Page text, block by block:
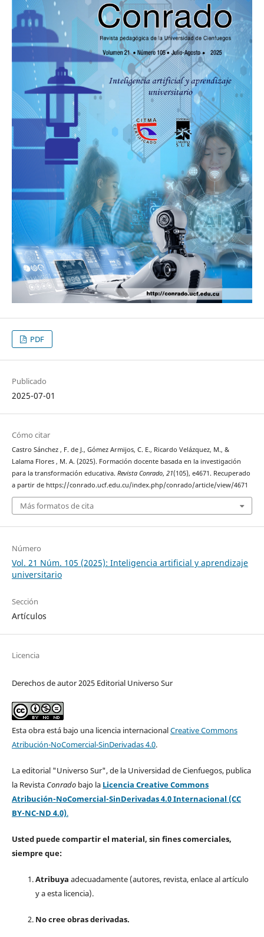
PDF
Publicado
2025-07-01
Cómo citar
Castro Sánchez , F. de J., Gómez Armijos, C. E., Ricardo Velázquez, M., &
Lalama Flores , M. A. (2025). Formación docente basada en la investigación
para la transformación educativa. Revista Conrado, 21(105), e4671. Recuperado
a partir de https://conrado.ucf.edu.cu/index.php/conrado/article/view/4671
Más formatos de cita
Número
Vol. 21 Núm. 105 (2025): Inteligencia artificial y aprendizaje
universitario
Sección
Artículos
Licencia
Derechos de autor 2025 Editorial Universo Sur
Esta obra está bajo una licencia internacionalCreative Commons
Atribución-NoComercial-SinDerivadas 4.0.
La editorial "Universo Sur", de la Universidad de Cienfuegos, publica
la Revista Conradobajo la Licencia Creative Commons
Atribución-NoComercial-SinDerivadas 4.0 Internacional (CC
BY-NC-ND 4.0).
Usted puede compartir el material, sin fines comerciales,
siempre que:
Atribuya adecuadamente (autores, revista, enlace al artículo
y a esta licencia).
No cree obras derivadas.